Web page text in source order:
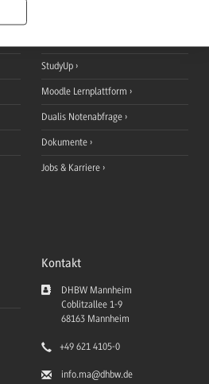
StudyUp
Moodle Lernplattform
Dualis Notenabfrage
Dokumente
Jobs & Karriere
Kontakt
DHBW Mannheim
Coblitzallee 1-9
68163 Mannheim
+49 621 4105-0
info.ma@dhbw.de